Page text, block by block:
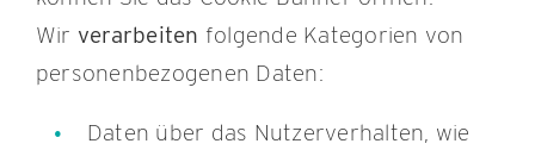
Wir verarbeiten folgende Kategorien von
personenbezogenen Daten:
Daten über das Nutzerverhalten, wie